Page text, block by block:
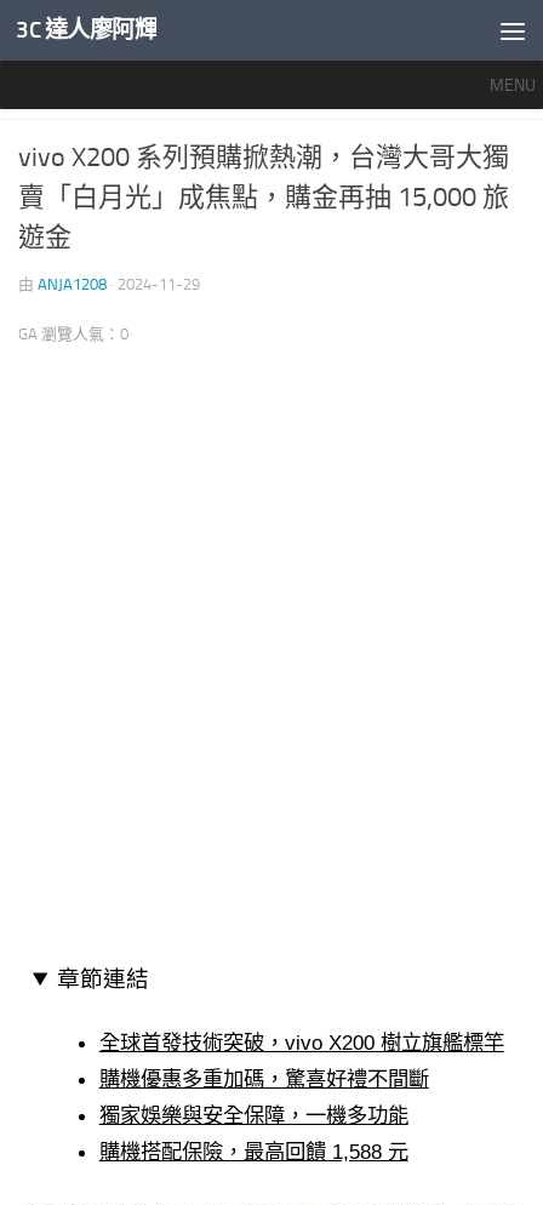
內文下方
3C 達人廖阿輝
MENU
0
vivo X200 系列預購掀熱潮，台灣大哥大獨
賣「白月光」成焦點，購金再抽 15,000 旅
遊金
由 ANJA1208 · 2024-11-29
GA 瀏覽人氣：0
章節連結
全球首發技術突破，vivo X200 樹立旗艦標竿
購機優惠多重加碼，驚喜好禮不間斷
獨家娛樂與安全保障，一機多功能
購機搭配保險，最高回饋 1,588 元